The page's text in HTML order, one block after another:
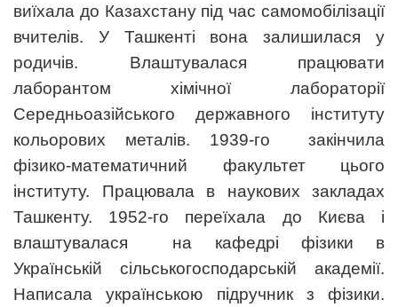
виїхала до Казахстану під час самомобілізації
вчителів. У Ташкенті вона залишилася у
родичів. Влаштувалася працювати
лаборантом хімічної лабораторії
Середньоазійського державного інституту
кольорових металів. 1939-го закінчила
фізико-математичний факультет цього
інституту. Працювала в наукових закладах
Ташкенту. 1952-го переїхала до Києва і
влаштувалася на кафедрі фізики в
Українській сільськогосподарській академії.
Написала українською підручник з фізики.